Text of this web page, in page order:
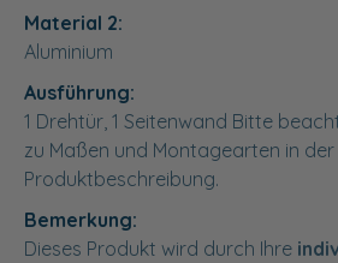
Material 2:
Aluminium
Ausführung:
1 Drehtür, 1 Seitenwand Bitte
zu Maßen und Montagearten in der
Produktbeschreibung.
Bemerkung:
Dieses Produkt wird durch Ihre